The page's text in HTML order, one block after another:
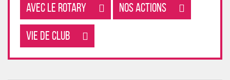
Avec le rotary Nos Actions
Vie de club